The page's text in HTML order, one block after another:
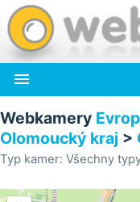

Webkamery
Olomoucký kraj >
Typ kamer: Všechny